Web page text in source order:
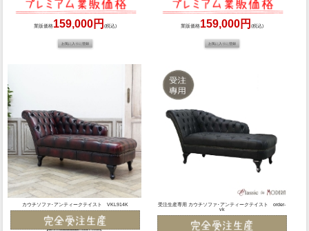
業販価格159,000円(税込) 業販価格159,000円 (税込)
カウチソファ･アンティークテイスト VKL914K
受注生産専用 カウチソファ･アンティークテイスト order-
vk